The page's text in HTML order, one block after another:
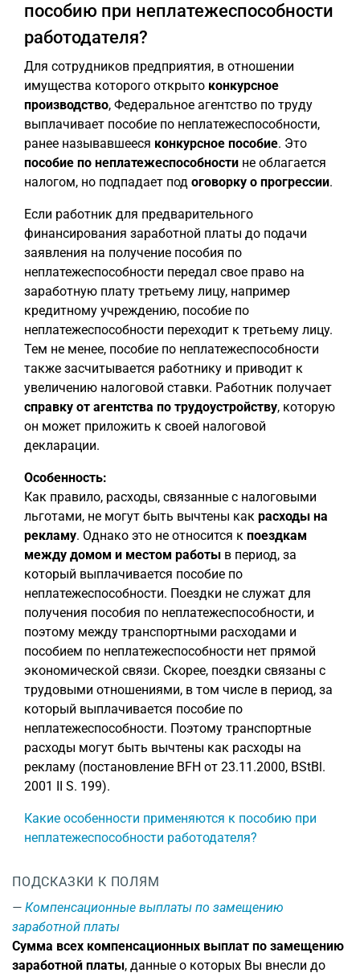
пособию при неплатежеспособности
работодателя?
Для сотрудников предприятия, в отношении
имущества которого открыто конкурсное
производство, Федеральное агентство по труду
выплачивает пособие по неплатежеспособности,
ранее называвшееся конкурсное пособие. Это
пособие по неплатежеспособности не облагается
налогом, но подпадает под оговорку о прогрессии.
Если работник для предварительного
финансирования заработной платы до подачи
заявления на получение пособия по
неплатежеспособности передал свое право на
заработную плату третьему лицу, например
кредитному учреждению, пособие по
неплатежеспособности переходит к третьему лицу.
Тем не менее, пособие по неплатежеспособности
также засчитывается работнику и приводит к
увеличению налоговой ставки. Работник получает
справку от агентства по трудоустройству, которую
он может приложить к своей налоговой
декларации.
Особенность:
Как правило, расходы, связанные с налоговыми
льготами, не могут быть вычтены как расходы на
рекламу. Однако это не относится к поездкам
между домом и местом работы в период, за
который выплачивается пособие по
неплатежеспособности. Поездки не служат для
получения пособия по неплатежеспособности, и
поэтому между транспортными расходами и
пособием по неплатежеспособности нет прямой
экономической связи. Скорее, поездки связаны с
трудовыми отношениями, в том числе в период, за
который выплачивается пособие по
неплатежеспособности. Поэтому транспортные
расходы могут быть вычтены как расходы на
рекламу (постановление BFH от 23.11.2000, BStBl.
2001 II S. 199).
Какие особенности применяются к пособию при
неплатежеспособности работодателя?
ПОДСКАЗКИ К ПОЛЯМ
Компенсационные выплаты по замещению
заработной платы
Сумма всех компенсационных выплат по замещению
заработной платы, данные о которых Вы внесли до